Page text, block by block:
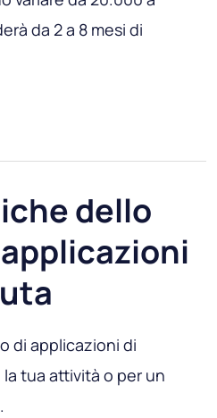
da 2 a 8 mesi di
dello
di applicazioni di
tua attività o per un